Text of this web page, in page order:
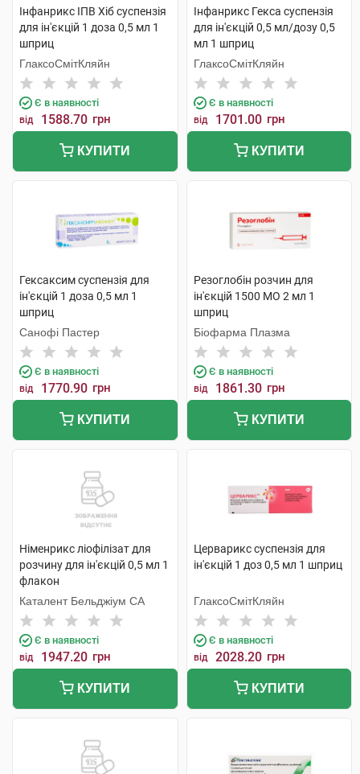
Інфанрикс ІПВ Хіб суспензія
для ін'єкцій 1 доза 0,5 мл 1
шприц
ГлаксоСмітКляйн
Є в наявності
від 1588.70 грн
КУПИТИ
Інфанрикс Гекса суспензія
для ін'єкцій 0,5 мл/дозу 0,5
мл 1 шприц
ГлаксоСмітКляйн
Є в наявності
від 1701.00 грн
КУПИТИ
Гексаксим суспензія для
ін'єкцій 1 доза 0,5 мл 1
шприц
Санофі Пастер
Є в наявності
від 1770.90 грн
КУПИТИ
Резоглобін розчин для
ін'єкцій 1500 МО 2 мл 1
шприц
Біофарма Плазма
Є в наявності
від 1861.30 грн
КУПИТИ
Німенрикс ліофілізат для
розчину для ін'єкцій 0,5 мл 1
флакон
Каталент Бельджіум СА
Є в наявності
від 1947.20 грн
КУПИТИ
Церварикс суспензія для
ін'єкцій 1 доз 0,5 мл 1 шприц
ГлаксоСмітКляйн
Є в наявності
від 2028.20 грн
КУПИТИ